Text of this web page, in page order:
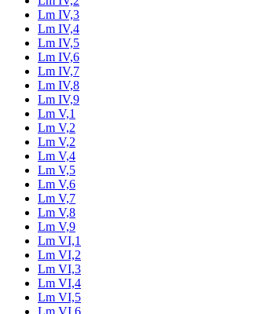
Lm IV,3
Lm IV,4
Lm IV,5
Lm IV,6
Lm IV,7
Lm IV,8
Lm IV,9
Lm V,1
Lm V,2
Lm V,2
Lm V,4
Lm V,5
Lm V,6
Lm V,7
Lm V,8
Lm V,9
Lm VI,1
Lm VI,2
Lm VI,3
Lm VI,4
Lm VI,5
Lm VI,6